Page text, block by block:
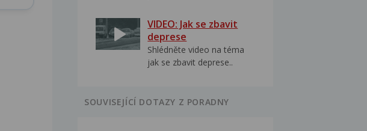
VIDEO: Jak se zbavit
deprese
Shlédněte video na téma
jak se zbavit deprese..
SOUVISEJÍCÍ DOTAZY Z PORADNY